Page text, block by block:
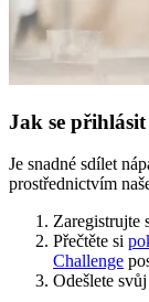
Jak se přihlásit
Je snadné sdílet
prostřednictvím
Zaregistrujte
Přečtěte si
Challenge
Odešlete svůj